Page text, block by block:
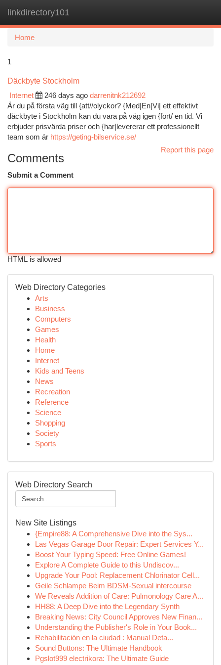
linkdirectory101
Home
1
Däckbyte Stockholm
Internet
246 days ago darrenitnk212692
Är du på första väg till {att//olyckor? {Med|En|Vi| ett effektivt
däckbyte i Stockholm kan du vara på väg igen {fort/ en tid. Vi
erbjuder prisvärda priser och {har|levererar ett professionellt
team som är https://geting-bilservice.se/
Report this page
Comments
Submit a Comment
HTML is allowed
Web Directory Categories
Arts
Business
Computers
Games
Health
Home
Internet
Kids and Teens
News
Recreation
Reference
Science
Shopping
Society
Sports
Web Directory Search
New Site Listings
{Empire88: A Comprehensive Dive into the Sys...
Las Vegas Garage Door Repair: Expert Services Y...
Boost Your Typing Speed: Free Online Games!
Explore A Complete Guide to this Undiscov...
Upgrade Your Pool: Replacement Chlorinator Cell...
Geile Schlampe Beim BDSM-Sexual intercourse
We Reveals Addition of Care: Pulmonology Care A...
HH88: A Deep Dive into the Legendary Synth
Breaking News: City Council Approves New Finan...
Understanding the Publisher's Role in Your Book...
Rehabilitación en la ciudad : Manual Deta...
Sound Buttons: The Ultimate Handbook
Pgslot999 electrikora: The Ultimate Guide